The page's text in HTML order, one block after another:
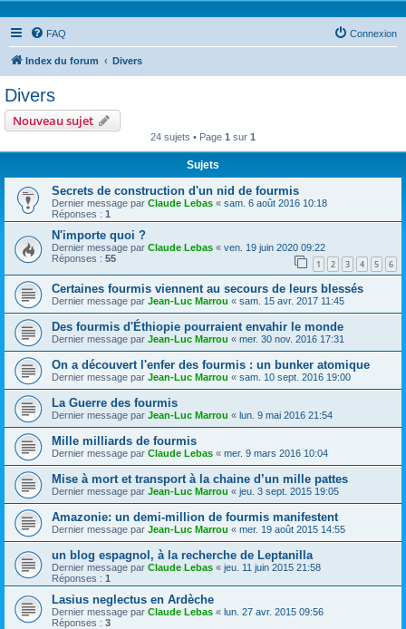
FAQ Connexion
Index du forum Divers
Divers
Nouveau sujet
24 sujets • Page 1 sur 1
Sujets
Secrets de construction d'un nid de fourmis
Dernier message par Claude Lebas « sam. 6 août 2016 10:18
Réponses : 1
N'importe quoi ?
Dernier message par Claude Lebas « ven. 19 juin 2020 09:22
Réponses : 55 1 2 3 4 5 6
Certaines fourmis viennent au secours de leurs blessés
Dernier message par Jean-Luc Marrou « sam. 15 avr. 2017 11:45
Des fourmis d'Éthiopie pourraient envahir le monde
Dernier message par Jean-Luc Marrou « mer. 30 nov. 2016 17:31
On a découvert l'enfer des fourmis : un bunker atomique
Dernier message par Jean-Luc Marrou « sam. 10 sept. 2016 19:00
La Guerre des fourmis
Dernier message par Jean-Luc Marrou « lun. 9 mai 2016 21:54
Mille milliards de fourmis
Dernier message par Claude Lebas « mer. 9 mars 2016 10:04
Mise à mort et transport à la chaine d’un mille pattes
Dernier message par Jean-Luc Marrou « jeu. 3 sept. 2015 19:05
Amazonie: un demi-million de fourmis manifestent
Dernier message par Jean-Luc Marrou « mer. 19 août 2015 14:55
un blog espagnol, à la recherche de Leptanilla
Dernier message par Claude Lebas « jeu. 11 juin 2015 21:58
Réponses : 1
Lasius neglectus en Ardèche
Dernier message par Claude Lebas « lun. 27 avr. 2015 09:56
Réponses : 3